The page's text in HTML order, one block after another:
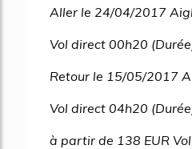
Aller le 24/04/2017
Vol direct 00h20
Retour le 15/05/2017
Vol direct 04h20
à partir de 138 EUR